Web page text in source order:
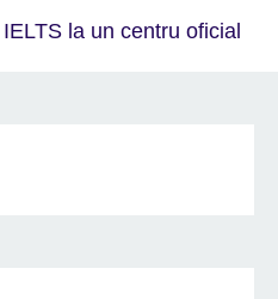
la un centru oficial